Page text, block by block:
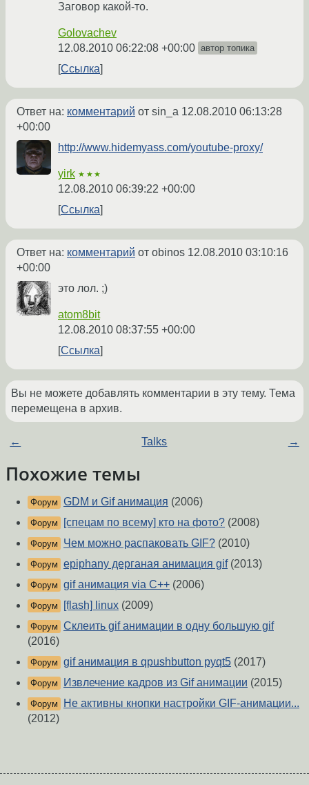
Заговор какой-то.
Golovachev
12.08.2010 06:22:08 +00:00 автор топика
Ссылка
Ответ на: комментарий от sin_a 12.08.2010 06:13:28
+00:00
http://www.hidemyass.com/youtube-proxy/
yirk ★★★
12.08.2010 06:39:22 +00:00
Ссылка
Ответ на: комментарий от obinos 12.08.2010 03:10:16
+00:00
это лол. ;)
atom8bit
12.08.2010 08:37:55 +00:00
Ссылка
Вы не можете добавлять комментарии в эту тему. Тема
перемещена в архив.
← Talks →
Похожие темы
Форум GDM и Gif анимация (2006)
Форум [спецам по всему] кто на фото? (2008)
Форум Чем можно распаковать GIF? (2010)
Форум epiphany дерганая анимация gif(2013)
Форум gif анимация via C++ (2006)
Форум [flash] linux (2009)
Форум Склеить gif анимации в одну большую gif
(2016)
Форум gif анимация в qpushbutton pyqt5 (2017)
Форум Извлечение кадров из Gif анимации (2015)
Форум
Не активны кнопки настройки GIF-анимации...
(2012)